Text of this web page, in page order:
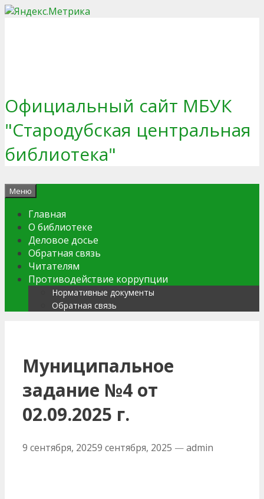
Официальный сайт МБУК
"Стародубская центральная
библиотека"
Меню
Главная
О библиотеке
Деловое досье
Обратная связь
Читателям
Противодействие коррупции
Нормативные документы
Обратная связь
Муниципальное
задание №4 от
02.09.2025 г.
9 сентября, 20259 сентября, 2025 —admin